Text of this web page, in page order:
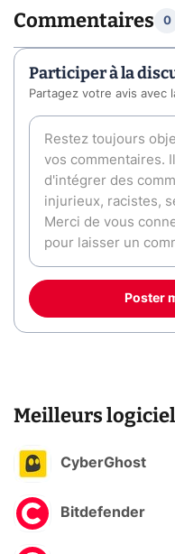
Commentaires 0
Participer à la
Partagez votre avis avec
Poster
Meilleurs
CyberGhost
Bitdefender